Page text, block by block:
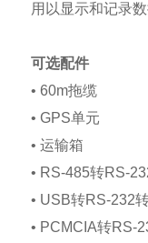
用以显示和记录
可选配件
• 60m拖缆
• GPS单元
• 运输箱
• RS-485转RS-
• USB转RS-232
• PCMCIA转RS-